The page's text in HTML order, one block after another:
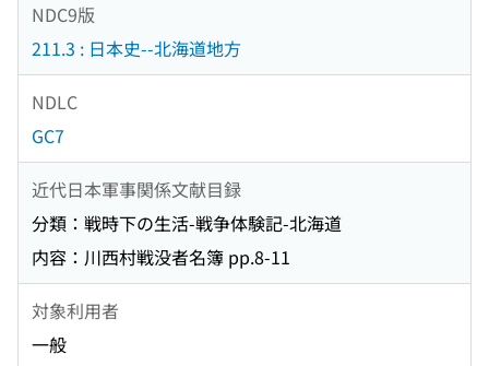
NDC9版
211.3 : 日本史--北海道地方
NDLC
GC7
近代日本軍事関係文献目録
分類：戦時下の生活-戦争体験記-北海道
内容：川西村戦没者名簿 pp.8-11
対象利用者
一般